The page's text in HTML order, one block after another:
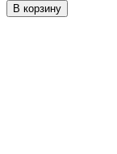
В корзину